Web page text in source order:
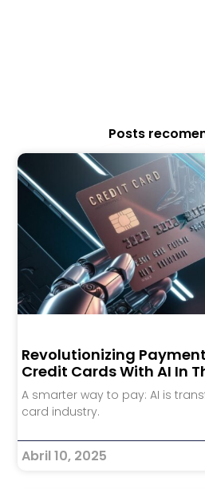
Posts
Revolutionizing
Credit Cards With AI In
A smarter way to pay: AI is
card industry.
Abril 10, 2025